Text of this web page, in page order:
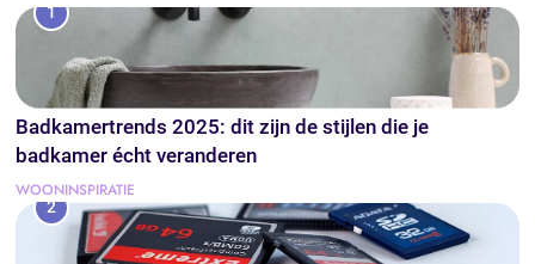
1
Badkamertrends 2025: dit zijn de stijlen die je
badkamer écht veranderen
WOONINSPIRATIE
2